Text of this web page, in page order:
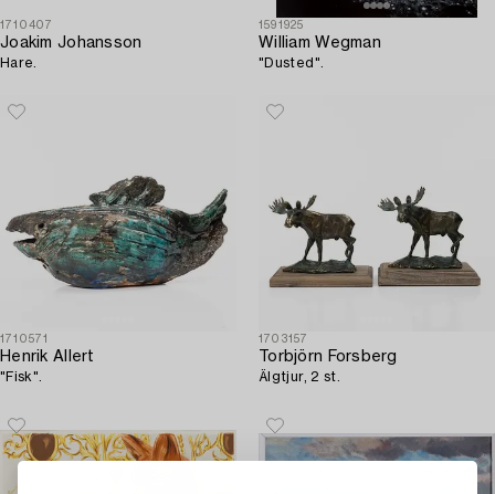
1710407
Joakim Johansson
Hare.
1591925
William Wegman
"Dusted".
1710571
Henrik Allert
"Fisk".
1703157
Torbjörn Forsberg
Älgtjur, 2 st.